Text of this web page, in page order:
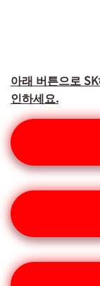
아래 버튼으로
인하세요.